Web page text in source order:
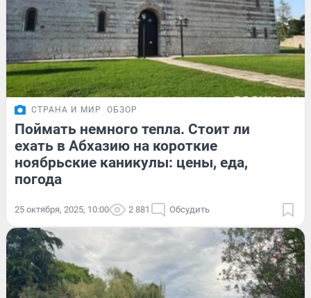
СТРАНА И МИР ОБЗОР
Поймать немного тепла. Стоит ли
ехать в Абхазию на короткие
ноябрьские каникулы: цены, еда,
погода
25 октября, 2025, 10:00 2 881 Обсудить